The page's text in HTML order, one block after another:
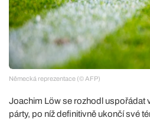
Německá reprezentace (© AFP)
Joachim Löw se rozhodl uspořádat
párty, po níž definitivně ukončí své